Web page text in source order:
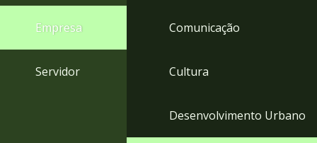
Empresa
Servidor
Comunicação
Cultura
Desenvolvimento Urbano